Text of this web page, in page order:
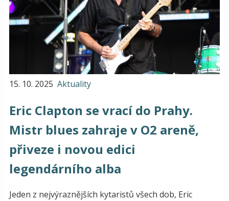
15. 10. 2025 Aktuality
Eric Clapton se vrací do Prahy.
Mistr blues zahraje v O2 areně,
přiveze i novou edici
legendárního alba
Jeden z nejvýraznějších kytaristů všech dob, Eric